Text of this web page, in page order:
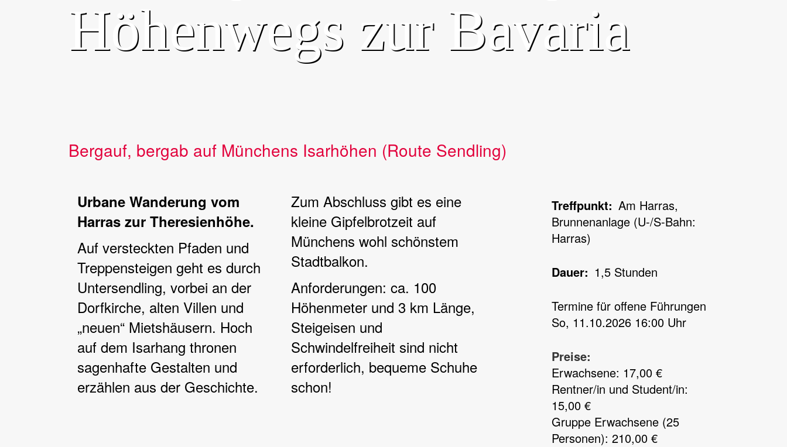
Höhenwegs zur Bavaria
Bergauf, bergab auf Münchens Isarhöhen (Route Sendling)
Urbane Wanderung vom
Harras zur Theresienhöhe.
Auf versteckten Pfaden und
Treppensteigen geht es durch
Untersendling, vorbei an der
Dorfkirche, alten Villen und
„neuen“ Mietshäusern. Hoch
auf dem Isarhang thronen
sagenhafte Gestalten und
erzählen aus der Geschichte.
Zum Abschluss gibt es eine
kleine Gipfelbrotzeit auf
Münchens wohl schönstem
Stadtbalkon.
Anforderungen: ca. 100
Höhenmeter und 3 km Länge,
Steigeisen und
Schwindelfreiheit sind nicht
erforderlich, bequeme Schuhe
schon!
Treffpunkt
Am Harras,
Brunnenanlage (U-/S-Bahn:
Harras)
Dauer
1,5 Stunden
Termine für offene Führungen
So, 11.10.2026 16:00 Uhr
Preise:
Erwachsene: 17,00 €
Rentner/in und Student/in:
15,00 €
Gruppe Erwachsene (25
Personen): 210,00 €